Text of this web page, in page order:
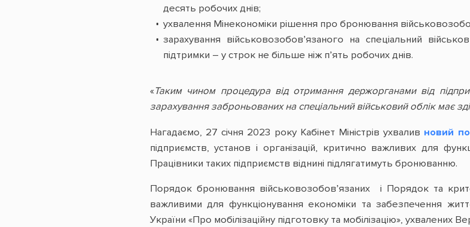
десять робочих днів;
ухвалення Мінекономіки рішення про бронювання
зарахування військовозобов’язаного на спеціальний
підтримки – у строк не більше ніж п’ять робочих днів.
«Таким чином процедура від отримання держорганами від
зарахування заброньованих на спеціальний військовий облік має
Нагадаємо, 27 січня 2023 року Кабінет Міністрів ухвалив новий
підприємств, установ і організацій, критично важливих для
Працівники таких підприємств віднині підлягатимуть бронюванню.
Порядок бронювання військовозобов’язаних і Порядок та
важливими для функціонування економіки та забезпечення
України «Про мобілізаційну підготовку та мобілізацію»,